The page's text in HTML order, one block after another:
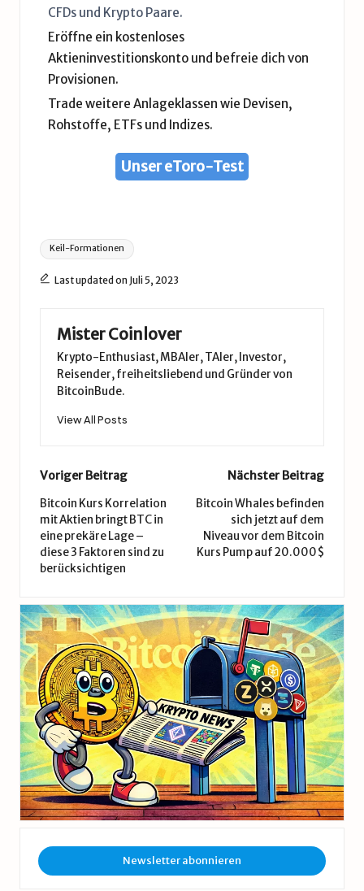
CFDs und Krypto Paare.
Eröffne ein kostenloses
Aktieninvestitionskonto und befreie dich von
Provisionen.
Trade weitere Anlageklassen wie Devisen,
Rohstoffe, ETFs und Indizes.
Unser eToro-Test
Tags:
Keil-Formationen
Last updated on Juli 5, 2023
Mister Coinlover
Krypto-Enthusiast, MBAler, TAler, Investor,
Reisender, freiheitsliebend und Gründer von
BitcoinBude.
View All Posts
Post
navigation
Voriger Beitrag
Bitcoin Kurs Korrelation
mit Aktien bringt BTC in
eine prekäre Lage –
diese 3 Faktoren sind zu
berücksichtigen
Nächster Beitrag
Bitcoin Whales befinden
sich jetzt auf dem
Niveau vor dem Bitcoin
Kurs Pump auf 20.000$
Newsletter abonnieren